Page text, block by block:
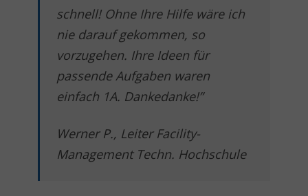
schnell! Ohne Ihre Hilfe wäre ich
nie darauf gekommen, so
vorzugehen. Ihre Ideen für
passende Aufgaben waren
einfach 1A. Dankedanke!”
Werner P., Leiter Facility-
Management Techn. Hochschule